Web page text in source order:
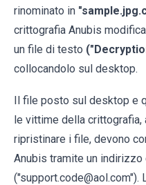
rinominato in
crittografia Anubis
un file di testo
collocandolo sul desktop.
Il file posto sul desktop e
le vittime della
ripristinare i file, devono
Anubis tramite un